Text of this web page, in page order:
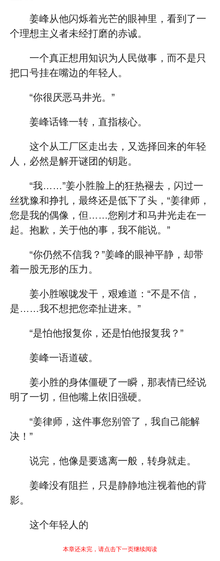
姜峰从他闪烁着光芒的眼神里，看到了一
个理想主义者未经打磨的赤诚。
一个真正想用知识为人民做事，而不是只
把口号挂在嘴边的年轻人。
“你很厌恶马井光。”
姜峰话锋一转，直指核心。
这个从工厂区走出去，又选择回来的年轻
人，必然是解开谜团的钥匙。
“我……”姜小胜脸上的狂热褪去，闪过一
丝犹豫和挣扎，最终还是低下了头，“姜律师，
您是我的偶像，但……您刚才和马井光走在一
起。抱歉，关于他的事，我不能说。”
“你仍然不信我？”姜峰的眼神平静，却带
着一股无形的压力。
姜小胜喉咙发干，艰难道：“不是不信，
是……我不想把您牵扯进来。”
“是怕他报复你，还是怕他报复我？”
姜峰一语道破。
姜小胜的身体僵硬了一瞬，那表情已经说
明了一切，但他嘴上依旧强硬。
“姜律师，这件事您别管了，我自己能解
决！”
说完，他像是要逃离一般，转身就走。
姜峰没有阻拦，只是静静地注视着他的背
影。
这个年轻人的
本章还未完，请点击下一页继续阅读